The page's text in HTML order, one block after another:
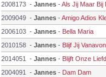
2008173 - Jannes -Als Jij Maar Bij
2009049 - Jannes -Amigo Adios
2006103 - Jannes - Bella Maria
2010158 - Jannes - Blijf Jij
2014051
- Jannes - Blijft Onze
2004091
- Jannes - Dam Dam